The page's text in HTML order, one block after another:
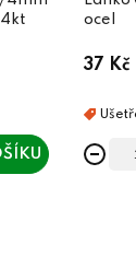
ocel
37 Kč